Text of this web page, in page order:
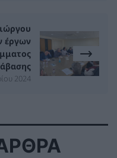
έργων
2024